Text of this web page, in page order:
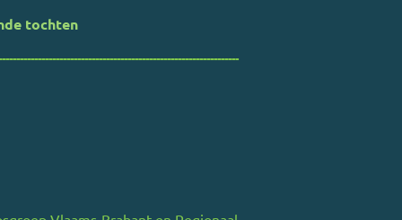
tochten